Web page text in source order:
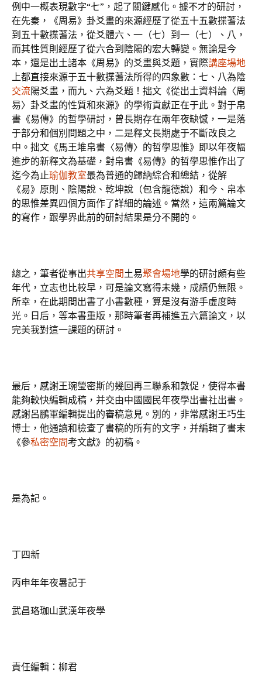
例中一概表現數字“七”，起了關鍵感化。據不才的研討，
在先秦，《周易》卦爻畫的來源經歷了從五十五數揲蓍法
到五十數揲蓍法，從爻體六、一（七）到一（七）、八，
而其性質則經歷了從六合到陰陽的宏大轉變。無論是今
本，還是出土諸本《周易》的爻畫與爻題，實際講座場地
上都直接來源于五十數揲蓍法所得的四象數：七、八為陰
交流陽爻畫，而九、六為爻題！拙文《從出土資料論〈周
易〉卦爻畫的性質和來源》的學術貢獻正在于此。對于帛
書《易傳》的哲學研討，曾長期存在兩年夜缺憾，一是落
于部分和個別問題之中，二是釋文長期處于不斷改良之
中。拙文《馬王堆帛書〈易傳〉的哲學思惟》即以年夜幅
進步的新釋文為基礎，對帛書《易傳》的哲學思惟作出了
迄今為止瑜伽教室最為普通的歸納綜合和總結，從解
《易》原則、陰陽說、乾坤說（包含龍德說）和今、帛本
的思惟差異四個方面作了詳細的論述。當然，這兩篇論文
的寫作，跟學界此前的研討結果是分不開的。
總之，筆者從事出共享空間土易聚會場地學的研討頗有些
年代，立志也比較早，可是論文寫得未幾，成績仍無限。
所幸，在此期間出書了小書數種，算是沒有游手虛度時
光。日后，等本書重版，那時筆者再補進五六篇論文，以
完美我對這一課題的研討。
最后，感謝王琬瑩密斯的幾回再三聯系和敦促，使得本書
能夠較快編輯成稿，并交由中國國民年夜學出書社出書。
感謝呂鵬軍編輯提出的審稿意見。別的，非常感謝王巧生
博士，他通讀和檢查了書稿的所有的文字，并編輯了書末
《參私密空間考文獻》的初稿。
是為記。
丁四新
丙申年年夜暑記于
武昌珞珈山武漢年夜學
責任編輯：柳君